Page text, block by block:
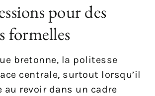
pour des
formelles
bretonne, la politesse
centrale, surtout lorsqu’il
au revoir dans un cadre